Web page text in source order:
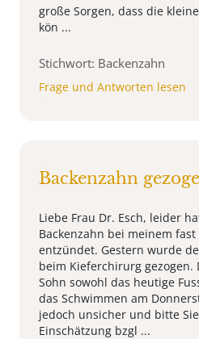
große Sorgen, dass die
kön ...
Stichwort: Backenzahn
Frage und Antworten lesen
Backenzahn
Liebe Frau Dr. Esch, leider
Backenzahn bei meinem
entzündet. Gestern wurde
beim Kieferchirurg gezogen.
Sohn sowohl das heutige
das Schwimmen am
jedoch unsicher und bitte
Einschätzung bzgl ...